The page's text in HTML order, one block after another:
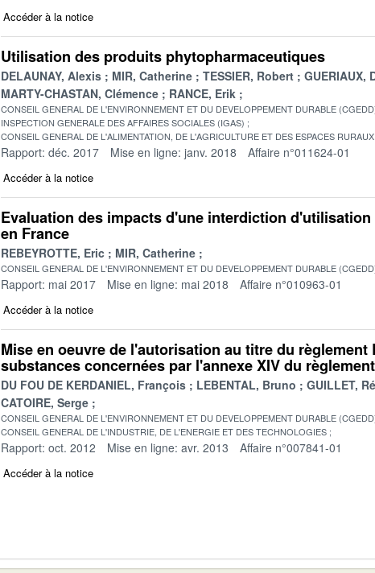
Accéder à la notice
Utilisation des produits phytopharmaceutiques
DELAUNAY, Alexis MIR, Catherine TESSIER, Robert
GUERIAUX,
MARTY-CHASTAN, Clémence
RANCE, Erik
CONSEIL GENERAL DE L'ENVIRONNEMENT ET DU DEVELOPPEMENT DURABLE
INSPECTION GENERALE DES AFFAIRES SOCIALES (IGAS)
CONSEIL GENERAL DE L'ALIMENTATION, DE L'AGRICULTURE ET DES ESPACES
Rapport: déc. 2017 Mise en ligne: janv. 2018 Affaire n°011624-01
Accéder à la notice
Evaluation des impacts d'une interdiction d'utilisation
en France
REBEYROTTE, Eric MIR, Catherine
CONSEIL GENERAL DE L'ENVIRONNEMENT ET DU DEVELOPPEMENT DURABLE
Rapport: mai 2017 Mise en ligne: mai 2018 Affaire n°010963-01
Accéder à la notice
Mise en oeuvre de l'autorisation au titre du règlement
substances concernées par l'annexe XIV du
DU FOU DE KERDANIEL, François LEBENTAL, Bruno
GUILLET,
CATOIRE, Serge
CONSEIL GENERAL DE L'ENVIRONNEMENT ET DU DEVELOPPEMENT DURABLE
CONSEIL GENERAL DE L'INDUSTRIE, DE L'ENERGIE ET DES TECHNOLOGIES
Rapport: oct. 2012 Mise en ligne: avr. 2013 Affaire n°007841-01
Accéder à la notice